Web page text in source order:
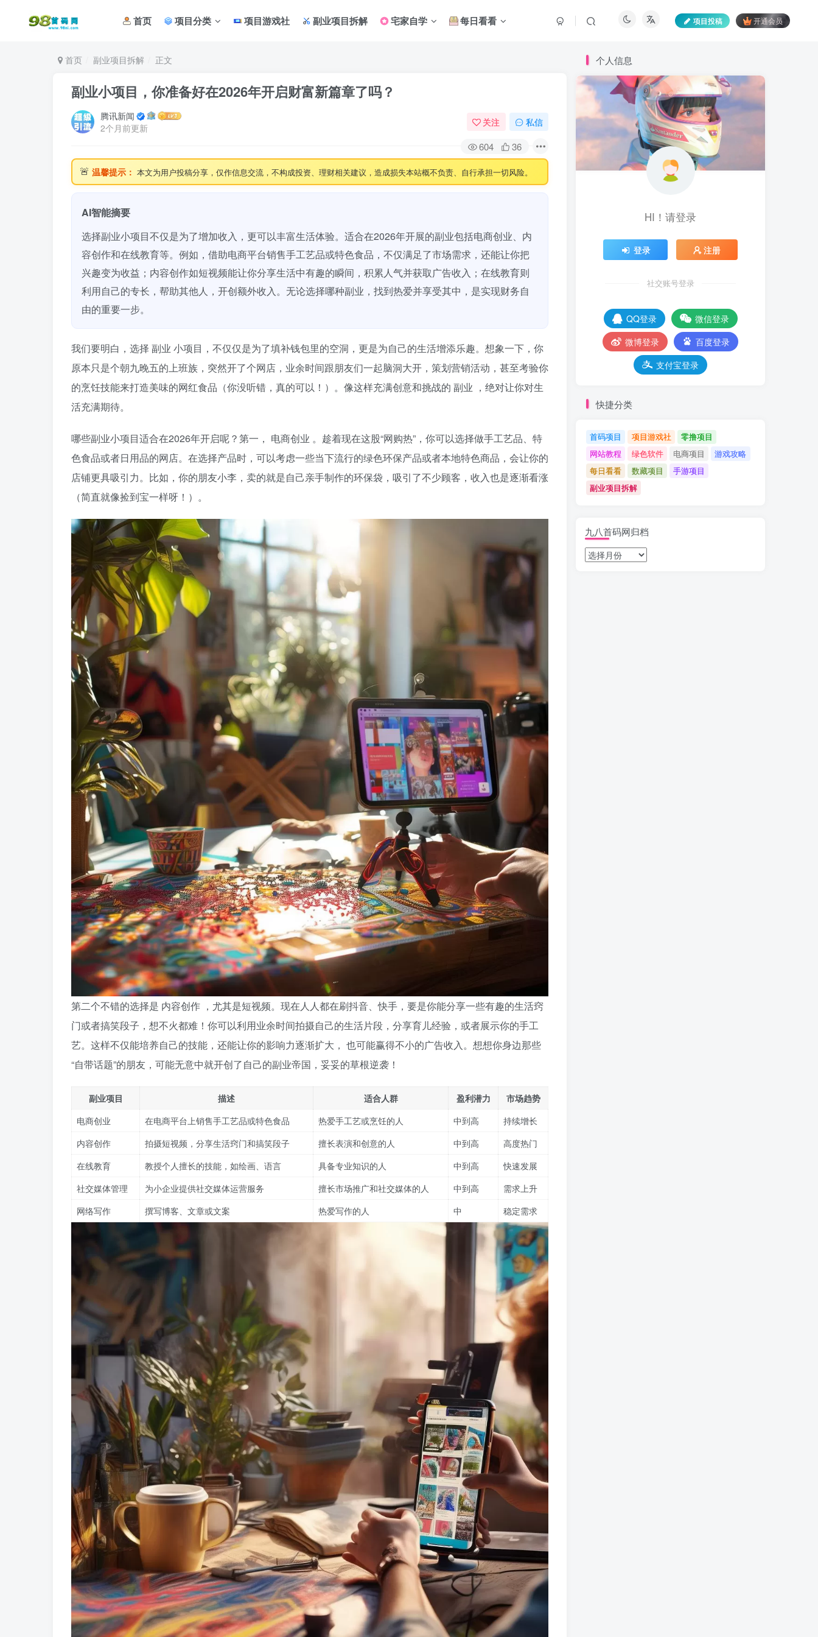
首页 项目分类 项目游戏社 副业项目拆解 宅家自学 每日看看 项目投稿 开通会员
首页 副业项目拆解 正文
副业小项目，你准备好在2026年开启财富新篇章了吗？
腾讯新闻
2个月前更新
关注 私信
604 36
🚨 温馨提示： 本文为用户投稿分享，仅作信息交流，不构成投资、理财相关建议，造成损失本站概不负责、自行承担一切风险。
AI智能摘要
选择副业小项目不仅是为了增加收入，更可以丰富生活体验。适合在2026年开展的副业包括电商创业、内
容创作和在线教育等。例如，借助电商平台销售手工艺品或特色食品，不仅满足了市场需求，还能让你把
兴趣变为收益；内容创作如短视频能让你分享生活中有趣的瞬间，积累人气并获取广告收入；在线教育则
利用自己的专长，帮助其他人，开创额外收入。无论选择哪种副业，找到热爱并享受其中，是实现财务自
由的重要一步。
我们要明白，选择 副业 小项目，不仅仅是为了填补钱包里的空洞，更是为自己的生活增添乐趣。想象一下，你
原本只是个朝九晚五的上班族，突然开了个网店，业余时间跟朋友们一起脑洞大开，策划营销活动，甚至考验你
的烹饪技能来打造美味的网红食品（你没听错，真的可以！）。像这样充满创意和挑战的 副业 ，绝对让你对生
活充满期待。
哪些副业小项目适合在2026年开启呢？第一， 电商创业 。趁着现在这股“网购热”，你可以选择做手工艺品、特
色食品或者日用品的网店。在选择产品时，可以考虑一些当下流行的绿色环保产品或者本地特色商品，会让你的
店铺更具吸引力。比如，你的朋友小李，卖的就是自己亲手制作的环保袋，吸引了不少顾客，收入也是逐渐看涨
（简直就像捡到宝一样呀！）。
第二个不错的选择是 内容创作 ，尤其是短视频。现在人人都在刷抖音、快手，要是你能分享一些有趣的生活窍
门或者搞笑段子，想不火都难！你可以利用业余时间拍摄自己的生活片段，分享育儿经验，或者展示你的手工
艺。这样不仅能培养自己的技能，还能让你的影响力逐渐扩大， 也可能赢得不小的广告收入。想想你身边那些
“自带话题”的朋友，可能无意中就开创了自己的副业帝国，妥妥的草根逆袭！
副业项目 描述 适合人群 盈利潜力
市场趋势
电商创业
在电商平台上销售手工艺品或特色食品 热爱手工艺或烹饪的人 中到高
持续增长
内容创作
拍摄短视频，分享生活窍门和搞笑段子 擅长表演和创意的人 中到高
高度热门
在线教育
教授个人擅长的技能，如绘画、语言 具备专业知识的人 中到高
快速发展
社交媒体管理
为小企业提供社交媒体运营服务 擅长市场推广和社交媒体的人 中到高
需求上升
网络写作
撰写博客、文章或文案 热爱写作的人 中 稳定需求
个人信息
HI！请登录
登录 注册
社交账号登录
QQ登录
微信登录
微博登录
百度登录
支付宝登录
快捷分类
首码项目 项目游戏社
零撸项目
网站教程
绿色软件 电商项目
游戏攻略
每日看看
数藏项目
手游项目
副业项目拆解
九八首码网归档